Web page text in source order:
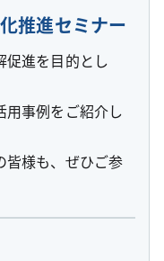
推進セミナー
促進を目的とし
用事例をご紹介し
皆様も、ぜひご参